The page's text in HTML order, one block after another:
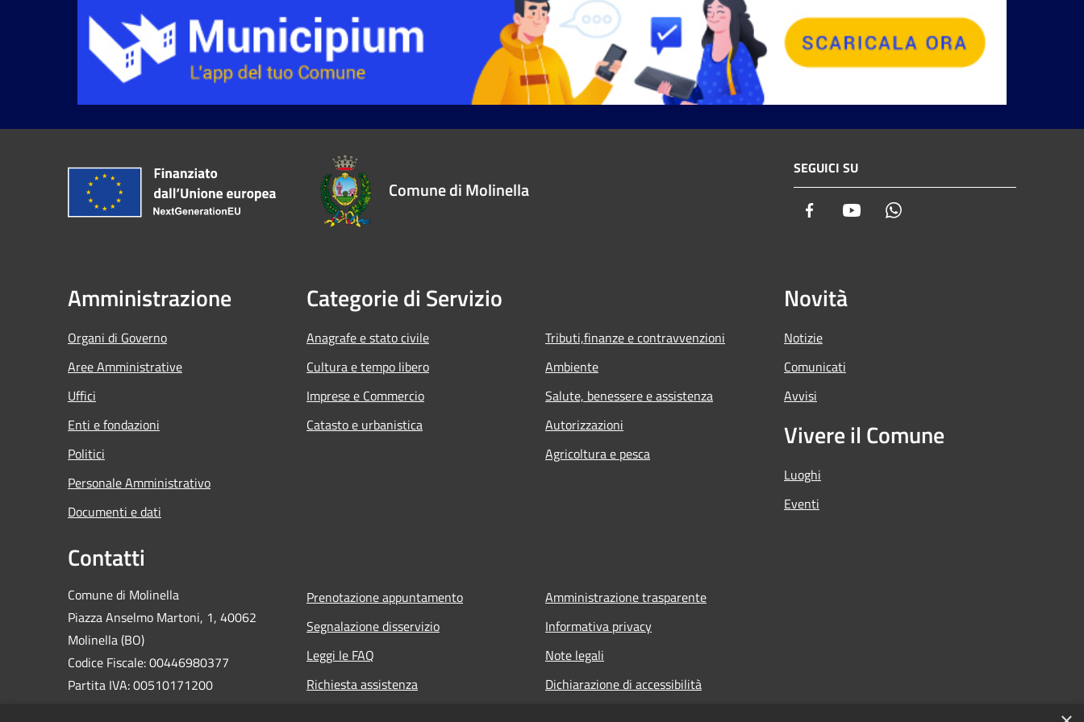
Comune di Molinella
SEGUICI SU
Facebook Youtube
Amministrazione
Organi di Governo
Aree Amministrative
Uffici
Enti e fondazioni
Politici
Personale Amministrativo
Documenti e dati
Categorie di Servizio
Anagrafe e stato civile
Cultura e tempo libero
Imprese e Commercio
Catasto e urbanistica
Tributi,finanze e contravvenzioni
Ambiente
Salute, benessere e assistenza
Autorizzazioni
Agricoltura e pesca
Novità
Notizie
Comunicati
Avvisi
Vivere il Comune
Luoghi
Eventi
Contatti
Comune di Molinella
Piazza Anselmo Martoni, 1, 40062
Molinella (BO)
Codice Fiscale: 00446980377
Partita IVA: 00510171200
Prenotazione appuntamento
Segnalazione disservizio
Leggi le FAQ
Richiesta assistenza
Amministrazione trasparente
Informativa privacy
Note legali
Dichiarazione di accessibilità